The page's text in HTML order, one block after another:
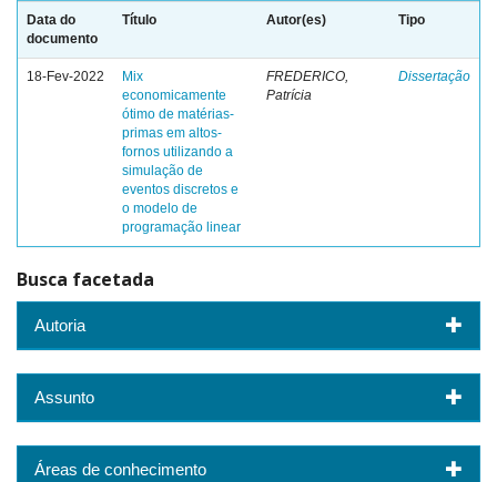
Data do
documento
Título Autor(es) Tipo
18-Fev-2022
Mix
economicamente
ótimo de matérias-
primas em altos-
fornos utilizando a
simulação de
eventos discretos e
o modelo de
programação linear
FREDERICO,
Patrícia
Dissertação
Busca facetada
Autoria
Assunto
Áreas de conhecimento